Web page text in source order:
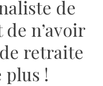
de
de n’avoir
retraite
plus !